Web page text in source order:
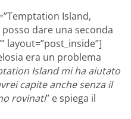
Island,
dare una seconda
layout=”post_inside”]
era un problema
Island mi ha aiutato
capite anche senza il
rovinati” e spiega il